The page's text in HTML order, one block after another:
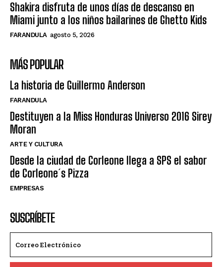
Shakira disfruta de unos días de descanso en
Miami junto a los niños bailarines de Ghetto Kids
FARANDULA agosto 5, 2026
MÁS POPULAR
La historia de Guillermo Anderson
FARANDULA
Destituyen a la Miss Honduras Universo 2016 Sirey
Moran
ARTE Y CULTURA
Desde la ciudad de Corleone llega a SPS el sabor
de Corleone´s Pizza
EMPRESAS
SUSCRÍBETE